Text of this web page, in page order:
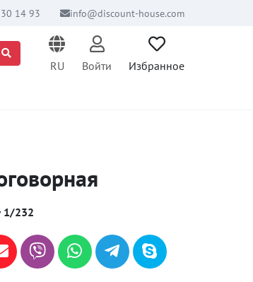
14 93 info@discount-house.com
RU
Войти Избранное
1/232